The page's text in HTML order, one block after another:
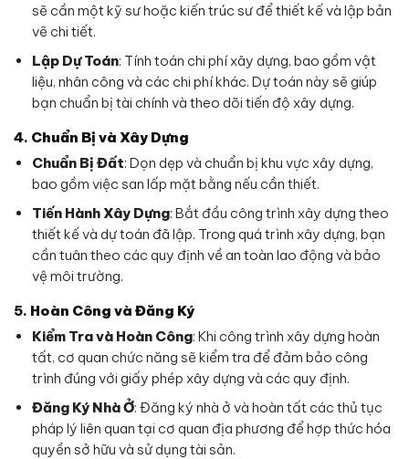
sẽ cần một kỹ sư hoặc kiến trúc sư để thiết kế và lập bản
vẽ chi tiết.
Lập Dự Toán: Tính toán chi phí xây dựng, bao gồm vật
liệu, nhân công và các chi phí khác. Dự toán này sẽ giúp
bạn chuẩn bị tài chính và theo dõi tiến độ xây dựng.
4. Chuẩn Bị và Xây Dựng
Chuẩn Bị Đất: Dọn dẹp và chuẩn bị khu vực xây dựng,
bao gồm việc san lấp mặt bằng nếu cần thiết.
Tiến Hành Xây Dựng: Bắt đầu công trình xây dựng theo
thiết kế và dự toán đã lập. Trong quá trình xây dựng, bạn
cần tuân theo các quy định về an toàn lao động và bảo
vệ môi trường.
5. Hoàn Công và Đăng Ký
Kiểm Tra và Hoàn Công: Khi công trình xây dựng hoàn
tất, cơ quan chức năng sẽ kiểm tra để đảm bảo công
trình đúng với giấy phép xây dựng và các quy định.
Đăng Ký Nhà Ở: Đăng ký nhà ở và hoàn tất các thủ tục
pháp lý liên quan tại cơ quan địa phương để hợp thức hóa
quyền sở hữu và sử dụng tài sản.